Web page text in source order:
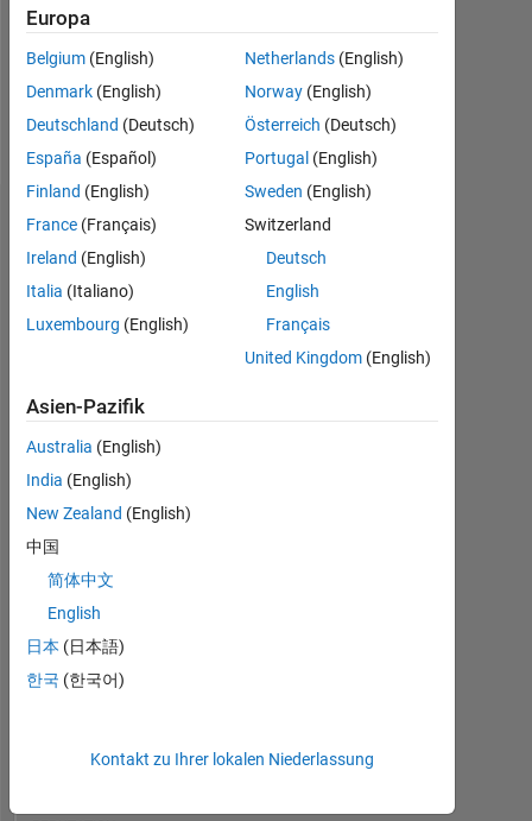
Following:
0
Follow
Dashboard
Statistik
MATLAB Answers
BEITRÄGE L
0
1
Europa
Belgium (English)
Denmark (English)
Deutschland (Deutsch)
España (Español)
Finland (English)
France (Français)
Ireland (English)
Italia (Italiano)
Luxembourg (English)
Netherlands (English)
Norway (English)
Österreich (Deutsch)
Portugal (English)
Sweden (English)
Switzerland
Deutsch
English
Français
United Kingdom (English)
Asien-Pazifik
Australia (English)
India (English)
New Zealand (English)
中国
简体中文
English
日本 (日本語)
한국 (한국어)
Kontakt zu Ihrer lokalen Niederlassung